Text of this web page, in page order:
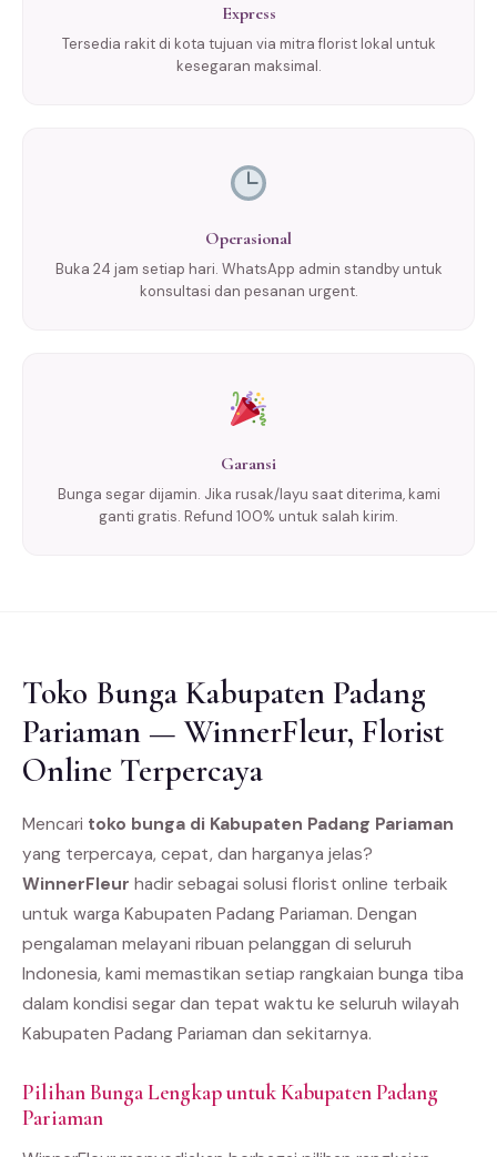
Express
Tersedia rakit di kota tujuan via mitra florist lokal untuk
kesegaran maksimal.
Operasional
Buka 24 jam setiap hari. WhatsApp admin standby untuk
konsultasi dan pesanan urgent.
Garansi
Bunga segar dijamin. Jika rusak/layu saat diterima, kami
ganti gratis. Refund 100% untuk salah kirim.
Toko Bunga Kabupaten Padang
Pariaman — WinnerFleur, Florist
Online Terpercaya
Mencari toko bunga di Kabupaten Padang Pariaman
yang terpercaya, cepat, dan harganya jelas?
WinnerFleur hadir sebagai solusi florist online terbaik
untuk warga Kabupaten Padang Pariaman. Dengan
pengalaman melayani ribuan pelanggan di seluruh
Indonesia, kami memastikan setiap rangkaian bunga tiba
dalam kondisi segar dan tepat waktu ke seluruh wilayah
Kabupaten Padang Pariaman dan sekitarnya.
Pilihan Bunga Lengkap untuk Kabupaten Padang
Pariaman